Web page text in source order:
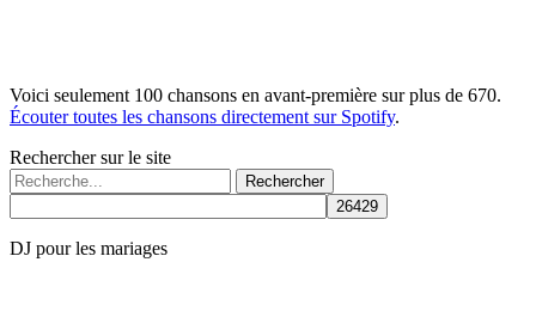
Voici seulement 100 chansons en avant-première sur plus de 670.
Écouter toutes les chansons directement sur Spotify.
Rechercher sur le site
Rechercher :
DJ pour les mariages